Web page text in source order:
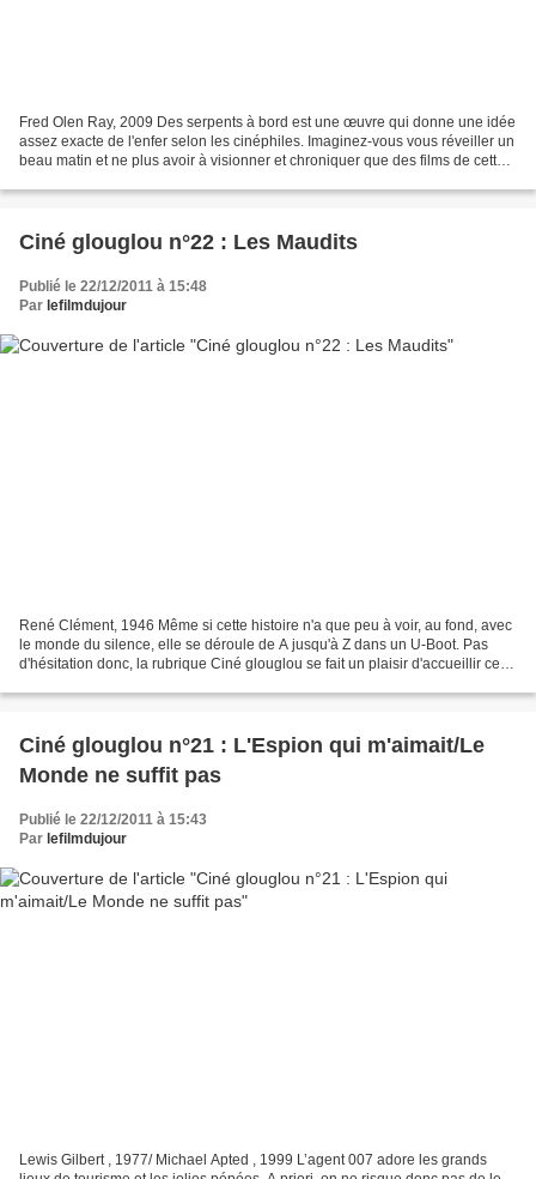
Fred Olen Ray, 2009 Des serpents à bord est une œuvre qui donne une idée
assez exacte de l'enfer selon les cinéphiles. Imaginez-vous vous réveiller un
beau matin et ne plus avoir à visionner et chroniquer que des films de cette «
Ciné glouglou n°22 : Les Maudits
Publié le 22/12/2011 à 15:48
Par lefilmdujour
René Clément, 1946 Même si cette histoire n'a que peu à voir, au fond, avec
le monde du silence, elle se déroule de A jusqu'à Z dans un U-Boot. Pas
d'hésitation donc, la rubrique Ciné glouglou se fait un plaisir d'accueillir ce
Ciné glouglou n°21 : L'Espion qui m'aimait/Le
Monde ne suffit pas
Publié le 22/12/2011 à 15:43
Par lefilmdujour
Lewis Gilbert , 1977/ Michael Apted , 1999 L’agent 007 adore les grands